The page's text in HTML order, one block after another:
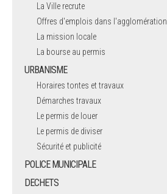
La Ville recrute
Offres d'emplois dans l'agglomération
La mission locale
La bourse au permis
URBANISME
Horaires tontes et travaux
Démarches travaux
Le permis de louer
Le permis de diviser
Sécurité et publicité
POLICE MUNICIPALE
DECHETS